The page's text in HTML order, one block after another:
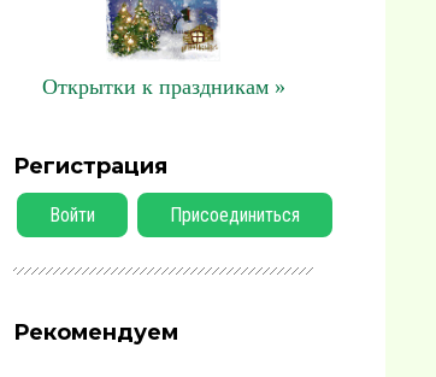
Открытки к праздникам »
Регистрация
Войти Присоединиться
Рекомендуем